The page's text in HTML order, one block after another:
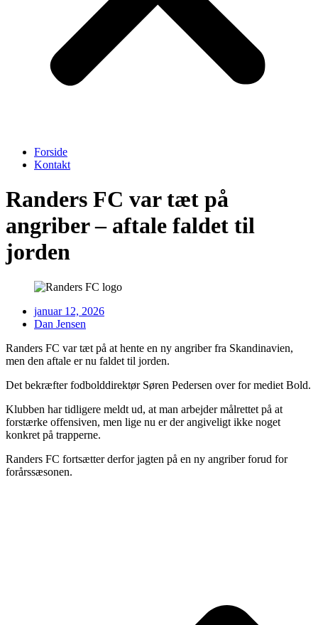
Forside
Kontakt
Randers FC var tæt på
angriber – aftale faldet til
jorden
januar 12, 2026
Dan Jensen
Randers FC var tæt på at hente en ny angriber fra Skandinavien,
men den aftale er nu faldet til jorden.
Det bekræfter fodbolddirektør Søren Pedersen over for mediet Bold.
Klubben har tidligere meldt ud, at man arbejder målrettet på at
forstærke offensiven, men lige nu er der angiveligt ikke noget
konkret på trapperne.
Randers FC fortsætter derfor jagten på en ny angriber forud for
forårssæsonen.